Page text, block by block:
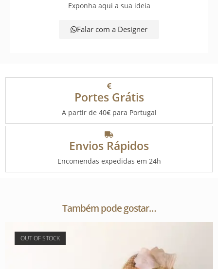
Exponha aqui a sua ideia
Falar com a Designer
Portes Grátis
A partir de 40€ para Portugal
Envios Rápidos
Encomendas expedidas em 24h
Também pode gostar…
OUT OF STOCK